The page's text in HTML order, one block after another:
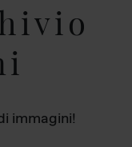
immagini!